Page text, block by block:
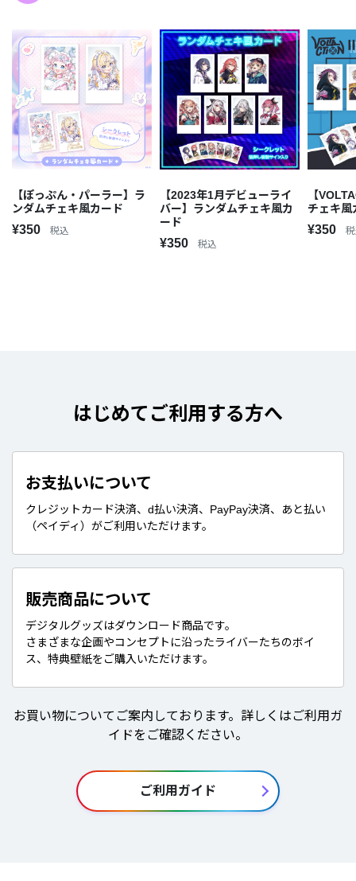
【ぽっぷん・パーラー】ラ
ンダムチェキ風カード
¥350 税込
【2023年1月デビューライ
バー】ランダムチェキ風カ
ード
¥350 税込
【
チェキ風
¥350
はじめてご利用する方へ
お支払いについて
クレジットカード決済、d払い決済、PayPay決済、あと払い
（ペイディ）がご利用いただけます。
販売商品について
デジタルグッズはダウンロード商品です。
さまざまな企画やコンセプトに沿ったライバーたちのボイ
ス、特典壁紙をご購入いただけます。
お買い物についてご案内しております。詳しくはご利用ガ
イドをご確認ください。
ご利用ガイド